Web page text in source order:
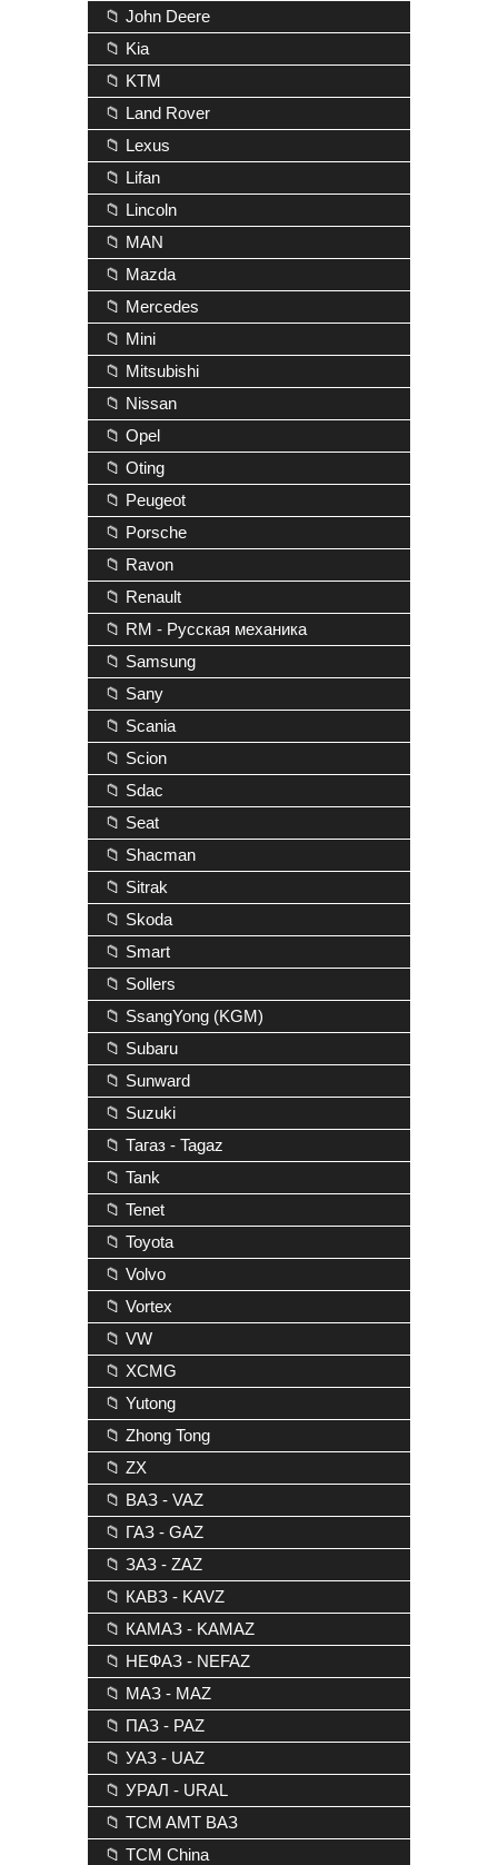
📁 John Deere
📁 Kia
📁 KTM
📁 Land Rover
📁 Lexus
📁 Lifan
📁 Lincoln
📁 MAN
📁 Mazda
📁 Mercedes
📁 Mini
📁 Mitsubishi
📁 Nissan
📁 Opel
📁 Oting
📁 Peugeot
📁 Porsche
📁 Ravon
📁 Renault
📁 RM - Русская механика
📁 Samsung
📁 Sany
📁 Scania
📁 Scion
📁 Sdac
📁 Seat
📁 Shacman
📁 Sitrak
📁 Skoda
📁 Smart
📁 Sollers
📁 SsangYong (KGM)
📁 Subaru
📁 Sunward
📁 Suzuki
📁 Тагаз - Tagaz
📁 Tank
📁 Tenet
📁 Toyota
📁 Volvo
📁 Vortex
📁 VW
📁 XCMG
📁 Yutong
📁 Zhong Tong
📁 ZX
📁 ВАЗ - VAZ
📁 ГАЗ - GAZ
📁 ЗАЗ - ZAZ
📁 КАВЗ - KAVZ
📁 КАМАЗ - KAMAZ
📁 НЕФАЗ - NEFAZ
📁 МАЗ - MAZ
📁 ПАЗ - PAZ
📁 УАЗ - UAZ
📁 УРАЛ - URAL
📁 TCM AMT ВАЗ
📁 TCM China